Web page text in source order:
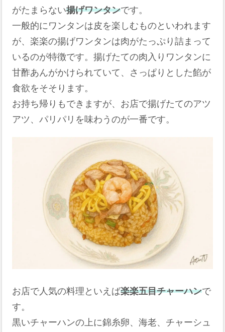
がたまらない揚げワンタンです。
一般的にワンタンは皮を楽しむものといわれます
が、楽楽の揚げワンタンは肉がたっぷり詰まって
いるのが特徴です。揚げたての肉入りワンタンに
甘酢あんがかけられていて、さっぱりとした餡が
食欲をそそります。
お持ち帰りもできますが、お店で揚げたてのアツ
アツ、パリパリを味わうのが一番です。
お店で人気の料理といえば楽楽五目チャーハンで
す。
黒いチャーハンの上に錦糸卵、海老、チャーシュ